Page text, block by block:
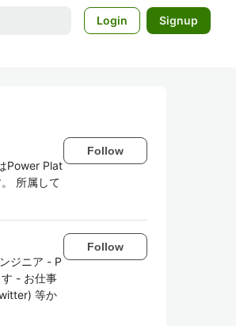
Login Signup
Power Plat
所属して
Follow
ジニア - P
- お仕事
等か
Follow